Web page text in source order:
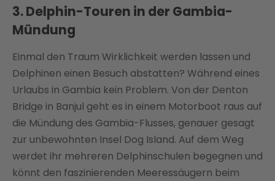
3. Delphin-Touren in der Gambia-
Mündung
Einmal den Traum Wirklichkeit werden lassen und
Delphinen einen Besuch abstatten? Während eines
Urlaubs in Gambia kein Problem. Von der Denton
Bridge in Banjul geht es in einem Motorboot raus auf
die Mündung des Gambia-Flusses, genauer gesagt
zur unbewohnten Insel Dog Island. Auf dem Weg
werdet ihr mehreren Delphinschulen begegnen und
könnt den faszinierenden Meeressäugern beim